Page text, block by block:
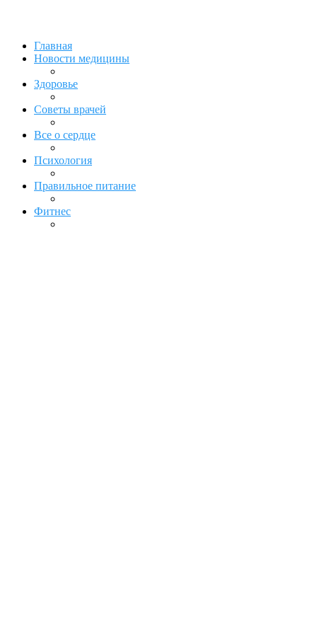
Главная
Новости медицины
Здоровье
Советы врачей
Все о сердце
Психология
Правильное питание
Фитнес